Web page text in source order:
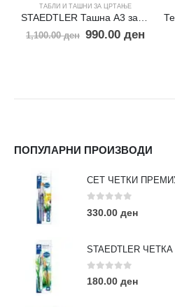
ТАБЛИ И ТАШНИ ЗА ЦРТАЊЕ
STAEDTLER Ташна А3 за табла
1,100.00ден 990.00 ден
ПОПУЛАРНИ ПРОИЗВОДИ
СЕТ ЧЕТКИ
0 out of 5
330.00 ден
STAEDTLER
0 out of 5
180.00 ден